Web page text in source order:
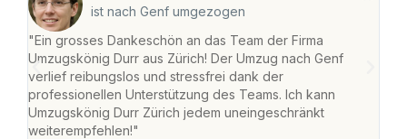
ist nach Genf umgezogen
"Ein grosses Dankeschön an das Team der Firma
Umzugskönig Durr aus Zürich! Der Umzug nach Genf
verlief reibungslos und stressfrei dank der
professionellen Unterstützung des Teams. Ich kann
Umzugskönig Durr Zürich jedem uneingeschränkt
weiterempfehlen!"